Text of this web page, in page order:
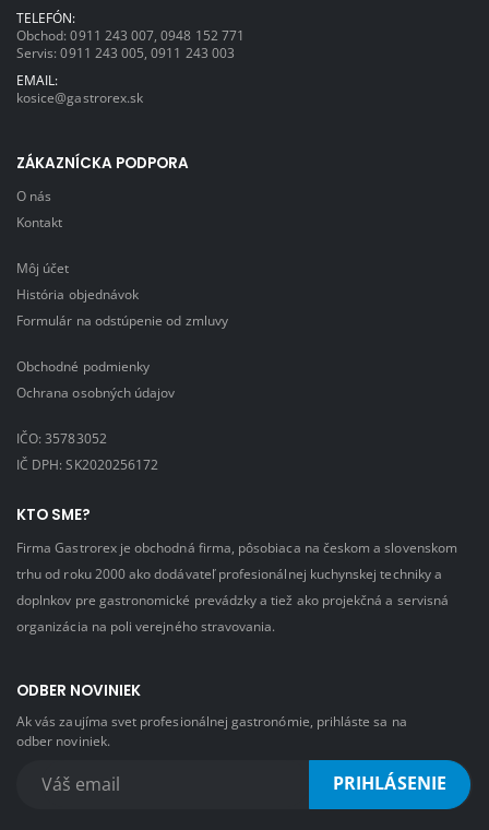
TELEFÓN:
Obchod:0911 243 007 ,0948 152 771
Servis:0911 243 005 ,0911 243 003
EMAIL:
kosice@gastrorex.sk
ZÁKAZNÍCKA PODPORA
O nás
Kontakt
Môj účet
História objednávok
Formulár na odstúpenie od zmluvy
Obchodné podmienky
Ochrana osobných údajov
IČO: 35783052
IČ DPH: SK2020256172
KTO SME?
Firma Gastrorex je obchodná firma, pôsobiaca na českom a slovenskom
trhu od roku 2000 ako dodávateľ profesionálnej kuchynskej techniky a
doplnkov pre gastronomické prevádzky a tiež ako projekčná a servisná
organizácia na poli verejného stravovania.
ODBER NOVINIEK
Ak vás zaujíma svet profesionálnej gastronómie, prihláste sa na
odber noviniek.